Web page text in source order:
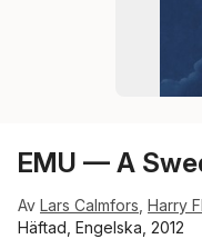
EMU — A
Av Lars Calmfors Harry
Häftad, Engelska, 2012